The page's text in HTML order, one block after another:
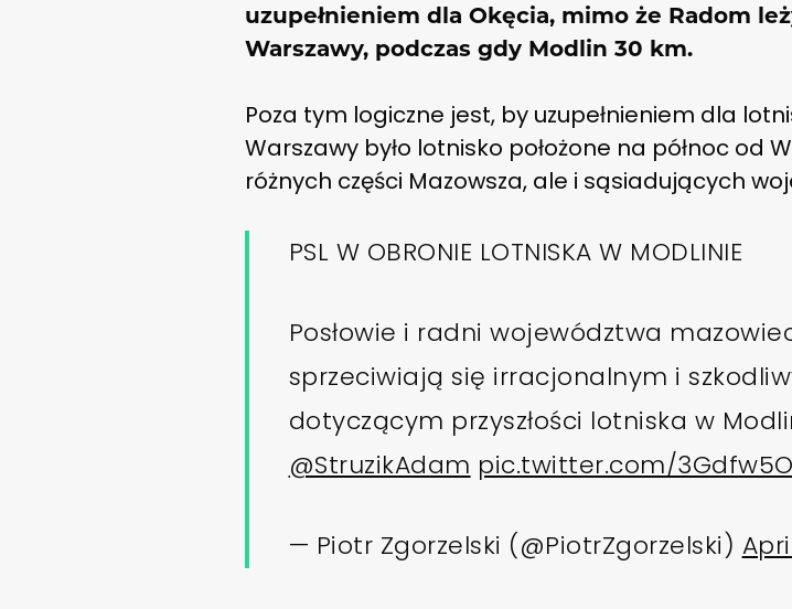
uzupełnieniem dla Okęcia, mimo że Radom
Warszawy, podczas gdy Modlin 30 km.
Poza tym logiczne jest, by uzupełnieniem dla
Warszawy było lotnisko położone na północ od
różnych części Mazowsza, ale i sąsiadujących
PSL W OBRONIE LOTNISKA W MODLINIE
Posłowie i radni województwa
sprzeciwiają się irracjonalnym i
dotyczącym przyszłości lotniska w
@StruzikAdam pic.twitter.com/
— Piotr Zgorzelski (@PiotrZgorzelski)